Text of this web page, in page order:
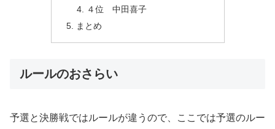
４位 中田喜子
まとめ
ルールのおさらい
予選と決勝戦ではルールが違うので、ここでは予選のルー